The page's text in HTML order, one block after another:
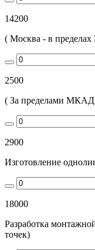
14200
( Москва - в
2500
( За пределами
2900
Изготовление
18000
Разработка
точек)